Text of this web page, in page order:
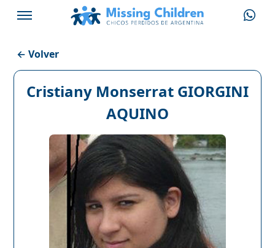
← Volver
Cristiany Monserrat GIORGINI
AQUINO